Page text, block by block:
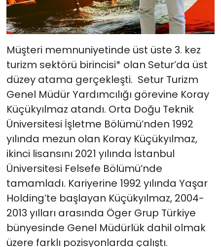
Müşteri memnuniyetinde üst üste 3. kez
turizm sektörü birincisi* olan Setur’da üst
düzey atama gerçekleşti. Setur Turizm
Genel Müdür Yardımcılığı görevine Koray
Küçükyılmaz atandı. Orta Doğu Teknik
Üniversitesi İşletme Bölümü’nden 1992
yılında mezun olan Koray Küçükyılmaz,
ikinci lisansını 2021 yılında İstanbul
Üniversitesi Felsefe Bölümü’nde
tamamladı. Kariyerine 1992 yılında Yaşar
Holding’te başlayan Küçükyılmaz, 2004-
2013 yılları arasında Öger Grup Türkiye
bünyesinde Genel Müdürlük dahil olmak
üzere farklı pozisyonlarda çalıştı.